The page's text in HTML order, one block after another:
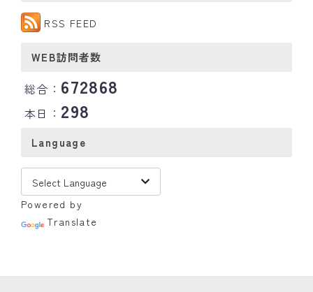
RSS FEED
WEB訪問者数
総合： 672868
本日： 298
Language
Powered by
Translate